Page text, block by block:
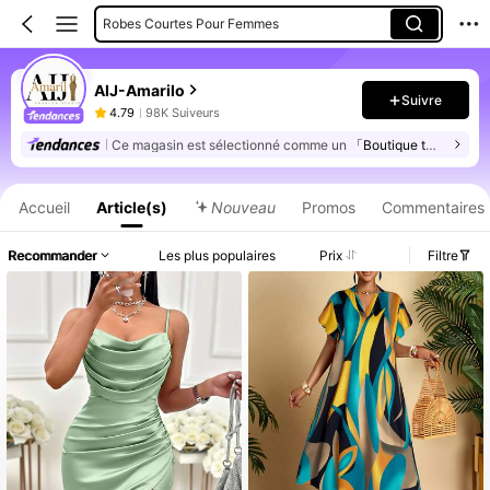
Robes Courtes Pour Femmes
Chemisiers Et Chemises Pour Femmes
AIJ-Amarilo
4.79 98K Suiveurs
Suivre
Ce magasin est sélectionné comme un 「Boutique tendance」
Accueil Article(s) Nouveau Promos Commentaires
Recommander Les plus populaires Prix Filtre